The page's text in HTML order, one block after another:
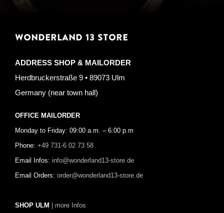
WONDERLAND 13 STORE
ADDRESS SHOP & MAILORDER
Herdbruckerstraße 9 • 89073 Ulm
Germany (near town hall)
OFFICE MAILORDER
Monday to Friday: 09:00 a.m. – 6:00 p.m
Phone: +49 731-6 02 73 58
Email Infos: info@wonderland13-store.de
Email Orders: order@wonderland13-store.de
SHOP ULM | more Infos